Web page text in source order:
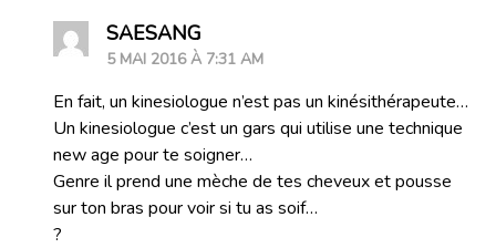
SAESANG
5 MAI 2016 À 7:31 AM
En fait, un kinesiologue n’est pas un kinésithérapeute…
Un kinesiologue c’est un gars qui utilise une technique
new age pour te soigner…
Genre il prend une mèche de tes cheveux et pousse
sur ton bras pour voir si tu as soif…
?